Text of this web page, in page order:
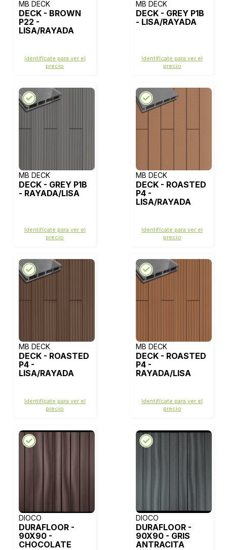
MB DECK
DECK - BROWN
P22 -
LISA/RAYADA
Identifícate para ver el
precio
MB DECK
DECK - GREY P1B
- LISA/RAYADA
Identifícate para ver el
precio
MB DECK
DECK - GREY P1B
- RAYADA/LISA
Identifícate para ver el
precio
MB DECK
DECK - ROASTED
P4 -
LISA/RAYADA
Identifícate para ver el
precio
MB DECK
DECK - ROASTED
P4 -
LISA/RAYADA
Identifícate para ver el
precio
MB DECK
DECK - ROASTED
P4 -
RAYADA/LISA
Identifícate para ver el
precio
DIOCO
DURAFLOOR -
90X90 -
CHOCOLATE
DIOCO
DURAFLOOR -
90X90 - GRIS
ANTRACITA